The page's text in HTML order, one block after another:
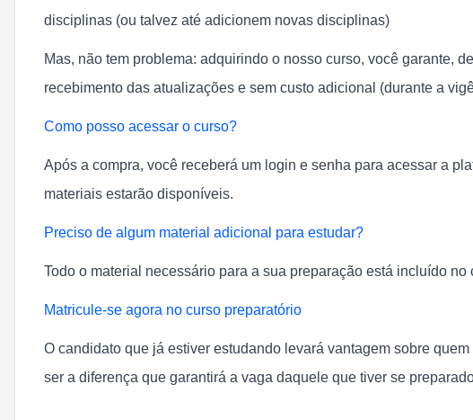
disciplinas (ou talvez até adicionem novas disciplinas)
Mas, não tem problema: adquirindo o nosso curso, você garante,
recebimento das atualizações e sem custo adicional (durante a
Como posso acessar o curso?
Após a compra, você receberá um login e senha para acessar a
materiais estarão disponíveis.
Preciso de algum material adicional para estudar?
Todo o material necessário para a sua preparação está incluído no
Matricule-se agora no curso preparatório
O candidato que já estiver estudando levará vantagem sobre
ser a diferença que garantirá a vaga daquele que tiver se